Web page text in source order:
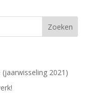
2021)